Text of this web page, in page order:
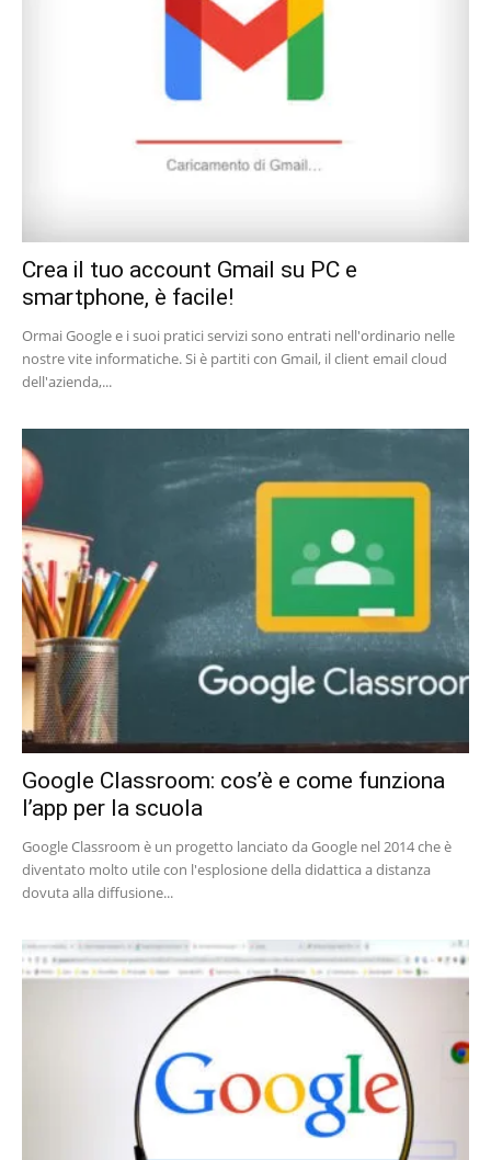
Crea il tuo account Gmail su PC e
smartphone, è facile!
Ormai Google e i suoi pratici servizi sono entrati nell'ordinario nelle
nostre vite informatiche. Si è partiti con Gmail, il client email cloud
dell'azienda,...
Google Classroom: cos’è e come funziona
l’app per la scuola
Google Classroom è un progetto lanciato da Google nel 2014 che è
diventato molto utile con l'esplosione della didattica a distanza
dovuta alla diffusione...